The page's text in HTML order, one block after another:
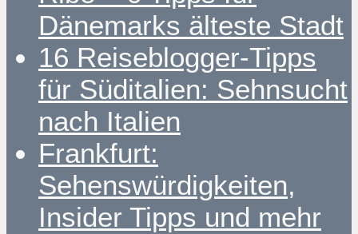
Dänemarks älteste Stadt
16 Reiseblogger-Tipps
für Süditalien: Sehnsucht
nach Italien
Frankfurt:
Sehenswürdigkeiten,
Insider Tipps und mehr